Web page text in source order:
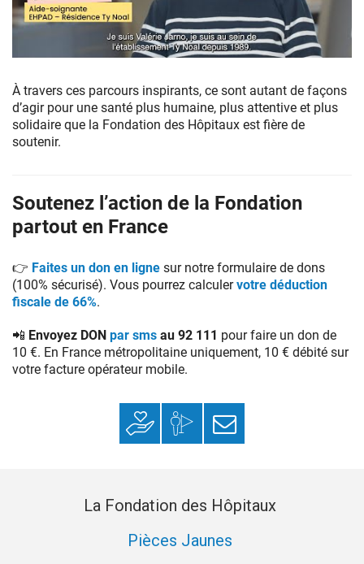
À travers ces parcours inspirants, ce sont autant de façons
d’agir pour une santé plus humaine, plus attentive et plus
solidaire que la Fondation des Hôpitaux est fière de
soutenir.
Soutenez l’action de la Fondation
partout en France
👉 Faites un don en ligne sur notre formulaire de dons
(100% sécurisé). Vous pourrez calculervotre déduction
fiscale de 66%.
📲 Envoyez DON par sms au 92 111 pour faire un don de
10 €. En France métropolitaine uniquement, 10 € débité sur
votre facture opérateur mobile.
Faire un donMon espace
donateur
S’inscrire à la
newsletter
La Fondation des Hôpitaux
Pièces Jaunes